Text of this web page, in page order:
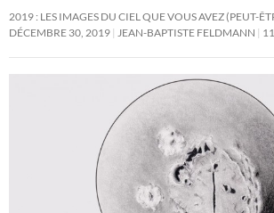
2019 : LES IMAGES DU CIEL QUE VOUS AVEZ (PEUT-
DÉCEMBRE 30, 2019 JEAN-BAPTISTE FELDMANN